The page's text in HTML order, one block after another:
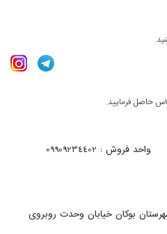
حاصل فرمایید.
واحد فروش : 09909234402
بوکان خیابان وحدت روبروی